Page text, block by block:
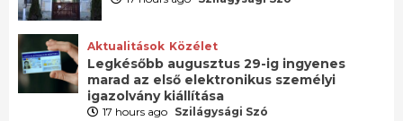
Aktualitások Közélet
Legkésőbb augusztus 29-ig ingyenes
marad az első elektronikus személyi
igazolvány kiállítása
17 hours ago Szilágysági Szó